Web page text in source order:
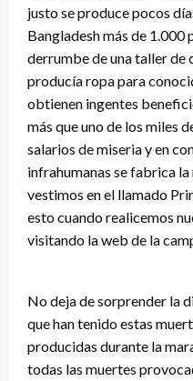
justo se produce pocos
Bangladesh más de 1.000
derrumbe de una taller
producía ropa para
obtienen ingentes
más que uno de los miles
salarios de miseria y en
infrahumanas se fabrica
vestimos en el llamado
esto cuando realicemos
visitando la web de la
No deja de sorprender la
que han tenido estas
producidas durante la
todas las muertes